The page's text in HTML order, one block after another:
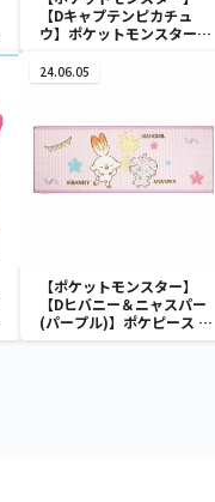
【Dキャプテンピカチュ
ウ】ポケットモンスター
24.06.05
【ポケットモンスター】
【Dヒバニー＆ニャスパー
(パープル)】ポケピース マ
イクロファイバータオル